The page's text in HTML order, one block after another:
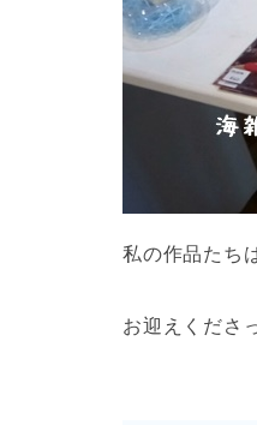
私の作品たち
お迎えくださ